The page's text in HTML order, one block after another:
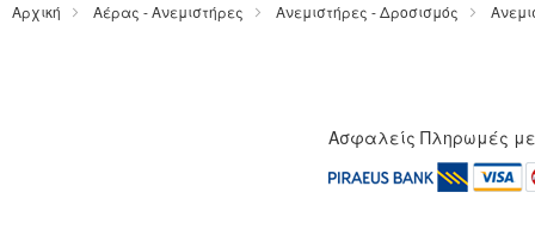
Αρχική Αέρας - Ανεμιστήρες Ανεμιστήρες - Δροσισμός
Ασφαλείς Πληρωμές με